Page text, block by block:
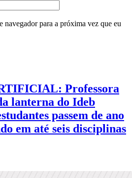
navegador para a próxima vez que eu
Professora
lanterna do Ideb
passem de ano
em até seis disciplinas